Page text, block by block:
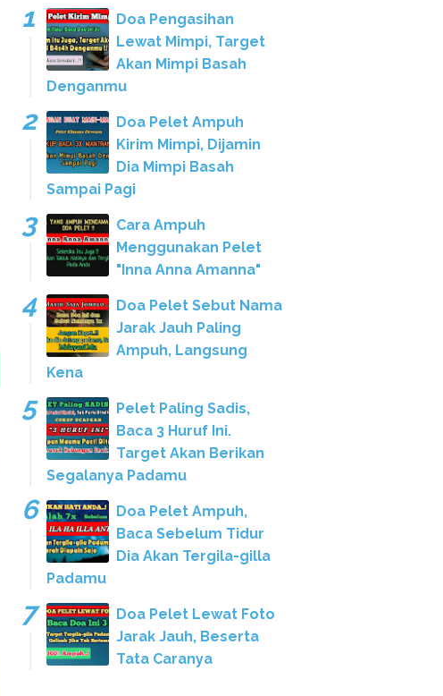
Doa Pengasihan
Lewat Mimpi, Target
Akan Mimpi Basah
Denganmu
Doa Pelet Ampuh
Kirim Mimpi, Dijamin
Dia Mimpi Basah
Sampai Pagi
Cara Ampuh
Menggunakan Pelet
"Inna Anna Amanna"
Doa Pelet Sebut Nama
Jarak Jauh Paling
Ampuh, Langsung
Kena
Pelet Paling Sadis,
Baca 3 Huruf Ini.
Target Akan Berikan
Segalanya Padamu
Doa Pelet Ampuh,
Baca Sebelum Tidur
Dia Akan Tergila-gilla
Padamu
Doa Pelet Lewat Foto
Jarak Jauh, Beserta
Tata Caranya